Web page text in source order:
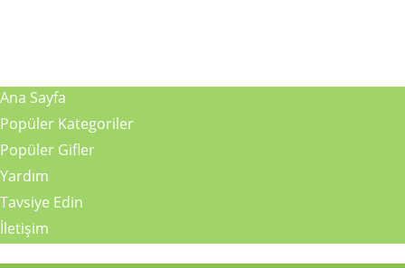
Ana Sayfa
Popüler Kategoriler
Popüler Gifler
Yardım
Tavsiye Edin
İletişim